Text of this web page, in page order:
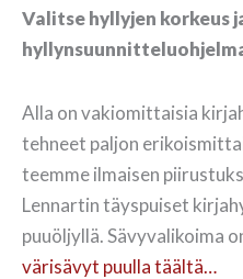
Valitse hyllyjen korkeus
Alla on vakiomittaisia
tehneet paljon
teemme ilmaisen
Lennartin täyspuiset
puuöljyllä. Sävyvalikoima
värisävyt puulla täältä…